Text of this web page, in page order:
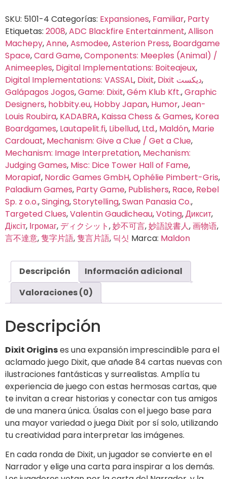
SKU: 5101-4 Categorías: Expansiones, Familiar, Party
Etiquetas: 2008,ADC Blackfire Entertainment,Allison
Machepy,Anne,Asmodee,Asterion Press, Boardgame
Space,Card Game,Components: Meeples (Animal) /
Animeeples, Digital Implementations: Boiteajeux,
Digital Implementations: VASSAL, Dixit, Dixit ديكست,
Galápagos Jogos,Game: Dixit,Gém Klub Kft.,Graphic
Designers, hobbity.eu, Hobby Japan, Humor,Jean-
Louis Roubira, KADABRA, Kaissa Chess & Games, Korea
Boardgames, Lautapelit.fi, Libellud, Ltd., Maldón, Marie
Cardouat, Mechanism: Give a Clue / Get a Clue,
Mechanism: Image Interpretation, Mechanism:
Judging Games, Misc: Dice Tower Hall of Fame,
Morapiaf, Nordic Games GmbH,Ophélie Pimbert-Gris,
Paladium Games, Party Game, Publishers, Race, Rebel
Sp. z o.o.,Singing,Storytelling,Swan Panasia Co.,
Targeted Clues,Valentin Gaudicheau,Voting,Диксит,
Діксіт, Ігромаг, ディクシット,妙不可言,妙語說書人,画物语,
言不達意,隻字片語,隻言片語, 딕싯 Marca: Maldon
Descripción
Información adicional
Valoraciones (0)
Descripción
Dixit Originses una expansión imprescindible para el
aclamado juego Dixit, que añade 84 cartas nuevas con
ilustraciones fantásticas y surrealistas. Amplía tu
experiencia de juego con estas hermosas cartas, que
te invitan a crear historias y conectar con tus amigos
de una manera única. Úsalas con el juego base para
una mayor variedad o juega Dixit por sí solo, utilizando
tu creatividad para interpretar las imágenes.
En cada ronda de Dixit, un jugador se convierte en el
Narrador y elige una carta para inspirar a los demás.